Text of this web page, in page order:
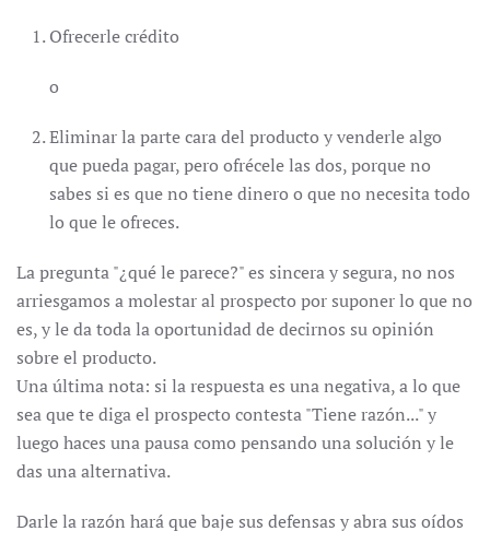
Ofrecerle crédito
o
Eliminar la parte cara del producto y venderle algo
que pueda pagar, pero ofrécele las dos, porque no
sabes si es que no tiene dinero o que no necesita todo
lo que le ofreces.
La pregunta "¿qué le parece?" es sincera y segura, no nos
arriesgamos a molestar al prospecto por suponer lo que no
es, y le da toda la oportunidad de decirnos su opinión
sobre el producto.
Una última nota: si la respuesta es una negativa, a lo que
sea que te diga el prospecto contesta "Tiene razón..." y
luego haces una pausa como pensando una solución y le
das una alternativa.
Darle la razón hará que baje sus defensas y abra sus oídos